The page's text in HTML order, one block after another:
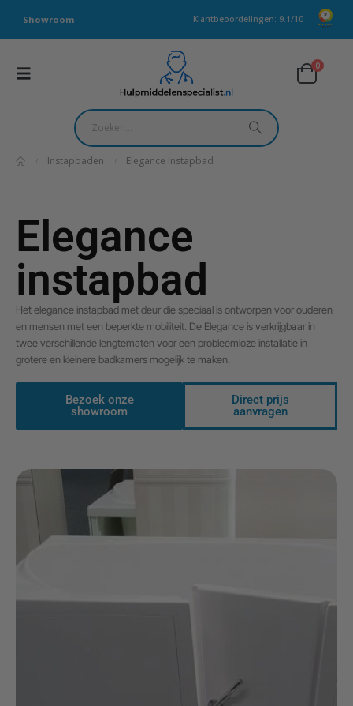
Showroom Klantbeoordelingen: 9.1/10
0
Instapbaden Elegance Instapbad
Elegance
instapbad
Het elegance instapbad met deur die speciaal is ontworpen voor ouderen
en mensen met een beperkte mobiliteit. De Elegance is verkrijgbaar in
twee verschillende lengtematen voor een probleemloze installatie in
grotere en kleinere badkamers mogelijk te maken.
Bezoek onze
showroom
Direct prijs
aanvragen